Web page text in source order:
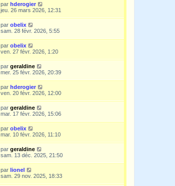
par hderogier
jeu. 26 mars 2026, 12:31
par obelix
sam. 28 févr. 2026, 5:55
par obelix
ven. 27 févr. 2026, 1:20
par geraldine
mer. 25 févr. 2026, 20:39
par hderogier
ven. 20 févr. 2026, 12:00
par geraldine
mar. 17 févr. 2026, 15:06
par obelix
mar. 10 févr. 2026, 11:10
par geraldine
sam. 13 déc. 2025, 21:50
par lionel
sam. 29 nov. 2025, 18:33